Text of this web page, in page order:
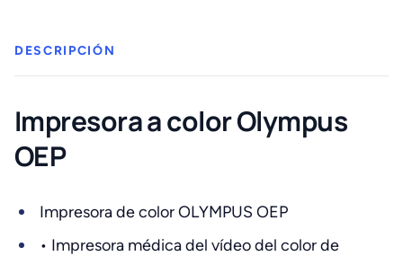
DESCRIPCIÓN
Impresora a color Olympus
OEP
Impresora de color OLYMPUS OEP
• Impresora médica del vídeo del color de